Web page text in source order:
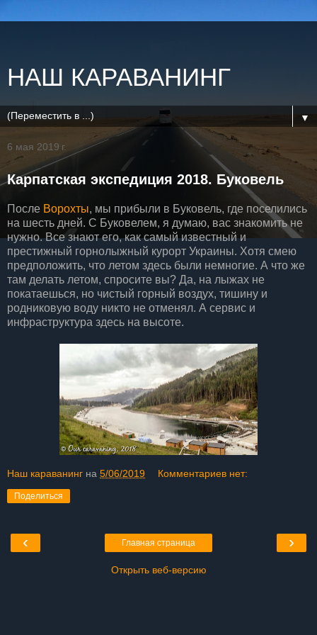
НАШ КАРАВАНИНГ
▼
6 мая 2019 г.
Карпатская экспедиция 2018. Буковель
После Ворохты, мы прибыли в Буковель, где поселились
на шесть дней. С Буковелем, я думаю, вас знакомить не
нужно. Все знают его, как самый известный и
престижный горнолыжный курорт Украины. Хотя смею
предположить, что летом здесь были немногие. А что же
там делать летом, спросите вы? Да, на лыжах не
покатаешься, но чистый горный воздух, тишину и
родниковую воду никто не отменял. А сервис и
инфраструктура здесь на высоте.
Наш караванинг на 5/06/2019 Комментариев нет:
Поделиться
‹ ›
Главная страница
Открыть веб-версию